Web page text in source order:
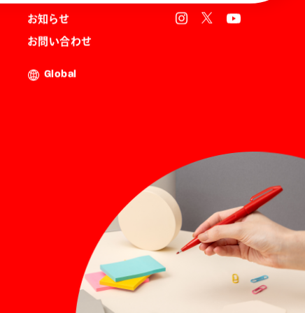
お知らせ
お問い合わせ
Global